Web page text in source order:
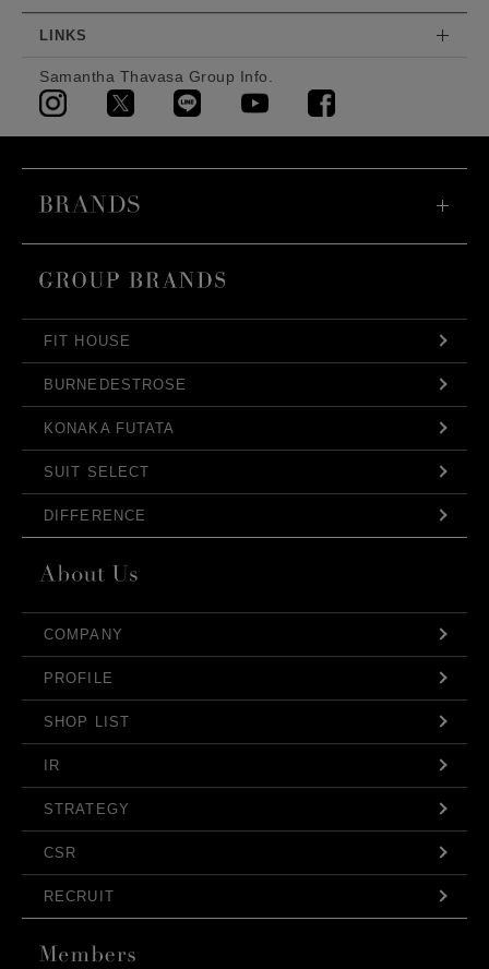
LINKS
Samantha Thavasa Group Info.
FIT HOUSE
BURNEDESTROSE
KONAKA FUTATA
SUIT SELECT
DIFFERENCE
COMPANY
PROFILE
SHOP LIST
IR
STRATEGY
CSR
RECRUIT